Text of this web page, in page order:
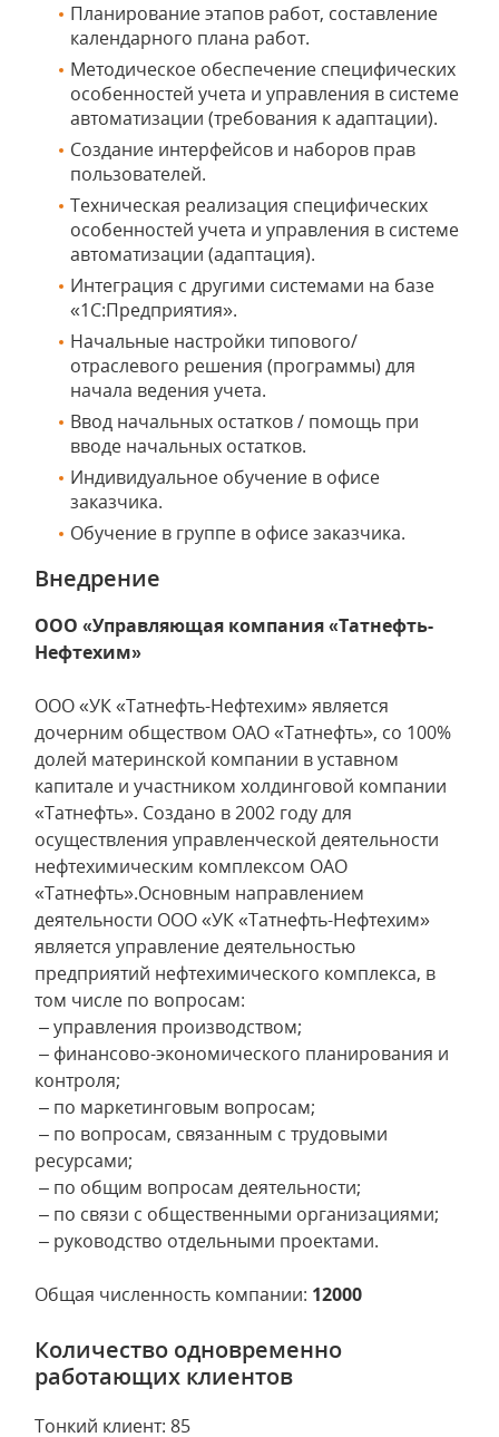
Планирование этапов работ, составление
календарного плана работ.
Методическое обеспечение специфических
особенностей учета и управления в системе
автоматизации (требования к адаптации).
Создание интерфейсов и наборов прав
пользователей.
Техническая реализация специфических
особенностей учета и управления в системе
автоматизации (адаптация).
Интеграция с другими системами на базе
«1С:Предприятия».
Начальные настройки типового/
отраслевого решения (программы) для
начала ведения учета.
Ввод начальных остатков / помощь при
вводе начальных остатков.
Индивидуальное обучение в офисе
заказчика.
Обучение в группе в офисе заказчика.
Внедрение
ООО «Управляющая компания «Татнефть-
Нефтехим»
ООО «УК «Татнефть-Нефтехим» является
дочерним обществом ОАО «Татнефть», со 100%
долей материнской компании в уставном
капитале и участником холдинговой компании
«Татнефть». Cоздано в 2002 году для
осуществления управленческой деятельности
нефтехимическим комплексом ОАО
«Татнефть».Основным направлением
деятельности ООО «УК «Татнефть-Нефтехим»
является управление деятельностью
предприятий нефтехимического комплекса, в
том числе по вопросам:
– управления производством;
– финансово-экономического планирования и
контроля;
– по маркетинговым вопросам;
– по вопросам, связанным с трудовыми
ресурсами;
– по общим вопросам деятельности;
– по связи с общественными организациями;
– руководство отдельными проектами.
Общая численность компании: 12000
Количество одновременно
работающих клиентов
Тонкий клиент: 85